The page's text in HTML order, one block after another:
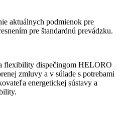
aktuálnych podmienok pre
pre štandardnú prevádzku.
flexibility dispečingom HELORO
zmluvy a v súlade s potrebami
energetickej sústavy a